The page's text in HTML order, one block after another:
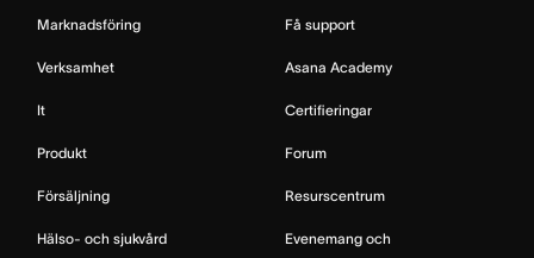
Marknadsföring
Verksamhet
It
Produkt
Försäljning
Hälso- och sjukvård
Få support
Asana Academy
Certifieringar
Forum
Resurscentrum
Evenemang och